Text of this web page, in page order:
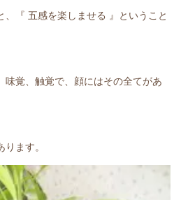
、『 五感を楽しませる 』ということ
味覚、触覚で、顔にはその全てがあ
ます。